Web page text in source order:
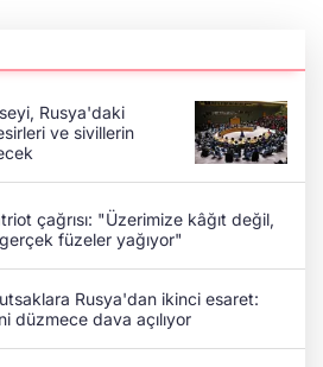
Rusya'daki
ve sivillerin
çağrısı: "Üzerimize kâğıt değil,
füzeler yağıyor"
Rusya'dan ikinci esaret:
düzmece dava açılıyor